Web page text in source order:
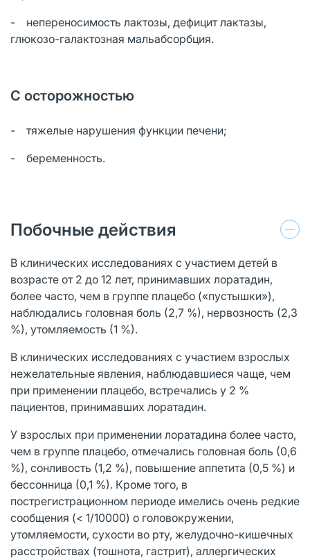
- непереносимость лактозы, дефицит лактазы,
глюкозо-галактозная мальабсорбция.
С осторожностью
- тяжелые нарушения функции печени;
- беременность.
Побочные действия
В клинических исследованиях с участием детей в
возрасте от 2 до 12 лет, принимавших лоратадин,
более часто, чем в группе плацебо («пустышки»),
наблюдались головная боль (2,7 %), нервозность (2,3
%), утомляемость (1 %).
В клинических исследованиях с участием взрослых
нежелательные явления, наблюдавшиеся чаще, чем
при применении плацебо, встречались у 2 %
пациентов, принимавших лоратадин.
У взрослых при применении лоратадина более часто,
чем в группе плацебо, отмечались головная боль (0,6
%), сонливость (1,2 %), повышение аппетита (0,5 %) и
бессонница (0,1 %). Кроме того, в
пострегистрационном периоде имелись очень редкие
сообщения (< 1/10000) о головокружении,
утомляемости, сухости во рту, желудочно-кишечных
расстройствах (тошнота, гастрит), аллергических